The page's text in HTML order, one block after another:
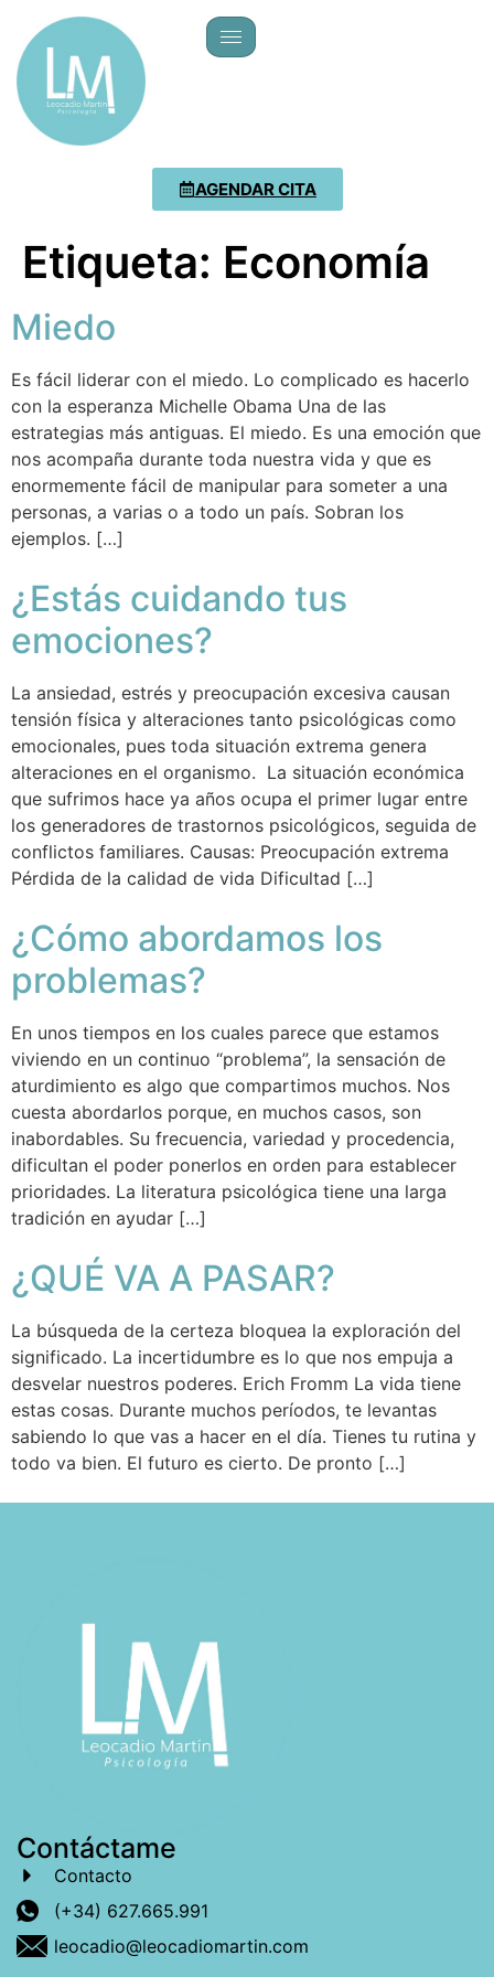
AGENDAR CITA
Etiqueta: Economía
Miedo
Es fácil liderar con el miedo. Lo complicado es hacerlo
con la esperanza Michelle Obama Una de las
estrategias más antiguas. El miedo. Es una emoción que
nos acompaña durante toda nuestra vida y que es
enormemente fácil de manipular para someter a una
personas, a varias o a todo un país. Sobran los
ejemplos. […]
¿Estás cuidando tus
emociones?
La ansiedad, estrés y preocupación excesiva causan
tensión física y alteraciones tanto psicológicas como
emocionales, pues toda situación extrema genera
alteraciones en el organismo. La situación económica
que sufrimos hace ya años ocupa el primer lugar entre
los generadores de trastornos psicológicos, seguida de
conflictos familiares. Causas: Preocupación extrema
Pérdida de la calidad de vida Dificultad […]
¿Cómo abordamos los
problemas?
En unos tiempos en los cuales parece que estamos
viviendo en un continuo “problema”, la sensación de
aturdimiento es algo que compartimos muchos. Nos
cuesta abordarlos porque, en muchos casos, son
inabordables. Su frecuencia, variedad y procedencia,
dificultan el poder ponerlos en orden para establecer
prioridades. La literatura psicológica tiene una larga
tradición en ayudar […]
¿QUÉ VA A PASAR?
La búsqueda de la certeza bloquea la exploración del
significado. La incertidumbre es lo que nos empuja a
desvelar nuestros poderes. Erich Fromm La vida tiene
estas cosas. Durante muchos períodos, te levantas
sabiendo lo que vas a hacer en el día. Tienes tu rutina y
todo va bien. El futuro es cierto. De pronto […]
Contáctame
Contacto
(+34) 627.665.991
leocadio@leocadiomartin.com